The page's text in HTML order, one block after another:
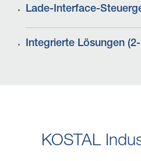
Lade-Interface-
Integrierte Lösungen
KOSTAL